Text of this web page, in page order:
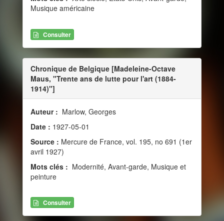
Musique américaine
Consulter
Chronique de Belgique [Madeleine-Octave
Maus, "Trente ans de lutte pour l'art (1884-
1914)"]
Auteur : Marlow, Georges
Date : 1927-05-01
Source : Mercure de France, vol. 195, no 691 (1er
avril 1927)
Mots clés : Modernité, Avant-garde, Musique et
peinture
Consulter